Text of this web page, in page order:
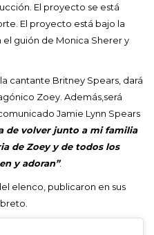
El proyecto se está
El proyecto está bajo la
guión de Monica Sherer y
cantante Britney Spears, dará
Zoey. Además,será
Jamie Lynn Spears
de volver junto a mi familia
de Zoey y de todos los
y adoran”.
elenco, publicaron en sus